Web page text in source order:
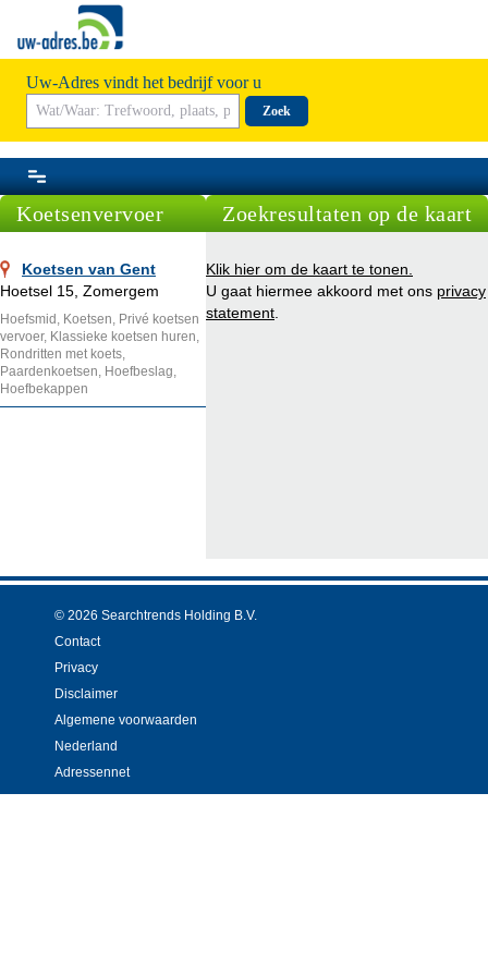
Uw-Adres vindt het bedrijf voor u
Zoek
Koetsenvervoer
Koetsen van Gent
Hoetsel 15, Zomergem
Hoefsmid, Koetsen, Privé koetsen
vervoer, Klassieke koetsen huren,
Rondritten met koets,
Paardenkoetsen, Hoefbeslag,
Hoefbekappen
Zoekresultaten op de kaart
Klik hier om de kaart te tonen.
U gaat hiermee akkoord met ons privacy
statement
© 2026 Searchtrends Holding B.V.
Contact
Privacy
Disclaimer
Algemene voorwaarden
Nederland
Adressennet